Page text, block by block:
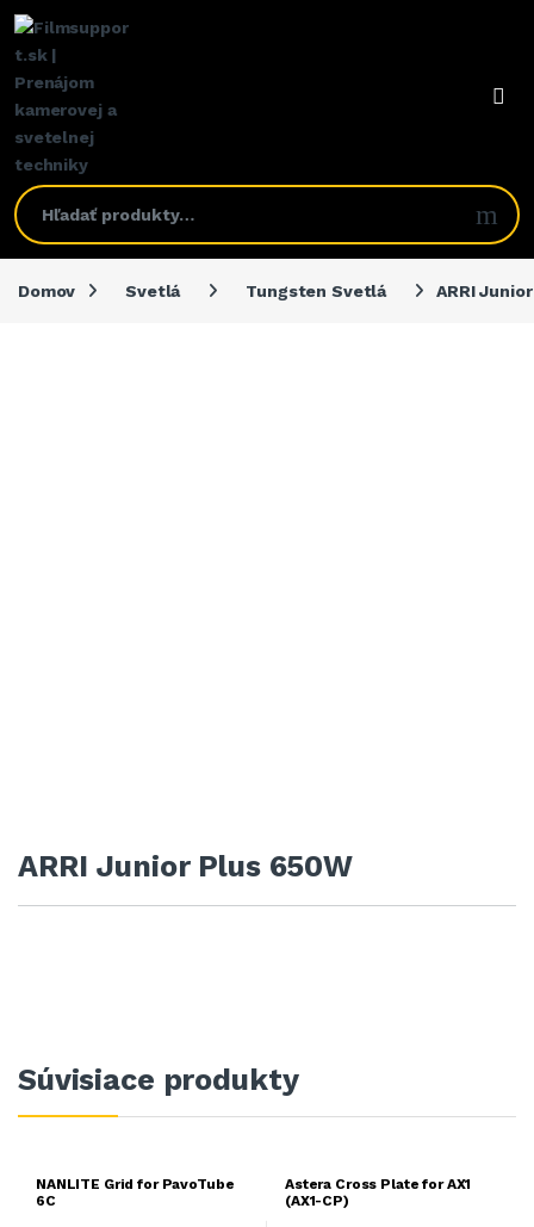
Domov Svetlá Tungsten Svetlá ARRI
ARRI Junior Plus 650W
Súvisiace produkty
NANLITE Grid for PavoTube
6C
Astera Cross Plate for AX1
(AX1-CP)